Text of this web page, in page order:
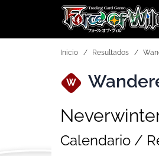
Inicio Resultados
W
Calendario /